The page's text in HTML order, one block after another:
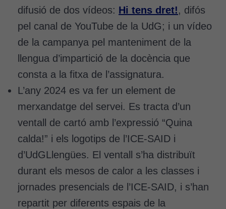
difusió de dos vídeos: Hi tens dret!, difós
pel canal de YouTube de la UdG; i un vídeo
de la campanya pel manteniment de la
llengua d’impartició de la docència que
consta a la fitxa de l’assignatura.
L’any 2024 es va fer un element de
merxandatge del servei. Es tracta d’un
ventall de cartó amb l’expressió “Quina
calda!” i els logotips de l’ICE-SAID i
d’UdGLlengües. El ventall s’ha distribuït
durant els mesos de calor a les classes i
jornades presencials de l’ICE-SAID, i s’han
repartit per diferents espais de la
per tal que
puguem
millorar la
funcionalitat
i l'estructura
del lloc
funció de
com aquest
lloc web
Cookies
d'experiència
Per tal que el
nostre lloc web